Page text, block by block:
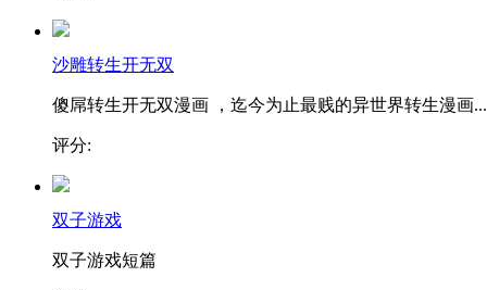
沙雕转生开无双
傻屌转生开无双漫画 ，迄今为止最贱的异世界转生漫画...
评分:
双子游戏
双子游戏短篇